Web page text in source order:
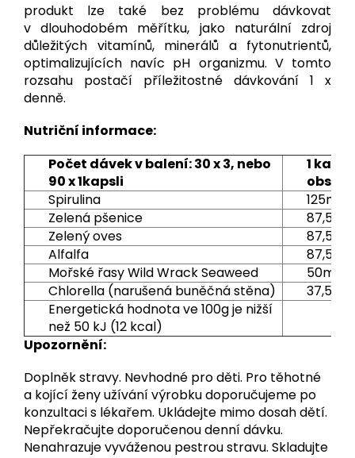
produkt lze také bez problému dávkovat
v dlouhodobém měřítku, jako naturální zdroj
důležitých vitamínů, minerálů a fytonutrientů,
optimalizujících navíc pH organizmu. V tomto
rozsahu postačí příležitostné dávkování 1 x
denně.
Nutriční informace:
Počet dávek v balení: 30 x 3, nebo
90 x 1kapsli
1
Spirulina
125mg
Zelená pšenice
87,5mg
Zelený oves
87,5mg
Alfalfa
87,5mg
Mořské řasy Wild Wrack Seaweed
50mg
Chlorella (narušená buněčná stěna)
37,5mg
Energetická hodnota ve 100g je nižší
než 50 kJ (12 kcal)
Upozornění:
Doplněk stravy. Nevhodné pro děti. Pro těhotné
a kojící ženy užívání výrobku doporučujeme po
konzultaci s lékařem. Ukládejte mimo dosah dětí.
Nepřekračujte doporučenou denní dávku.
Nenahrazuje vyváženou pestrou stravu. Skladujte